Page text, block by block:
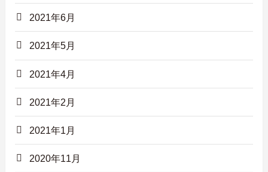
2021年6月
2021年5月
2021年4月
2021年2月
2021年1月
2020年11月